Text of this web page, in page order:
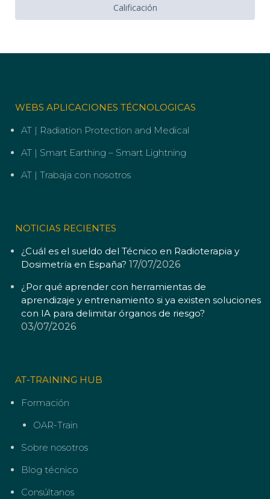
Calificación
WEBS APLICACIONES TÉCNOLOGICAS
AT | Radiation Protection and Medical
AT | Smart Earthing – Smart Lightning
AT | Trabaja con nosotros
NOTICIAS RECIENTES
¿Cuál es el sueldo del Técnico en Radioterapia y
Dosimetría en España? 17/07/2026
¿Por qué aprender con herramientas de
aprendizaje y entrenamiento si ya existen soluciones
con IA para delimitar órganos de riesgo?
03/07/2026
AT-TRAINING HUB
Formación
OAR-Train
Sobre nosotros
Blog técnico
Consúltanos